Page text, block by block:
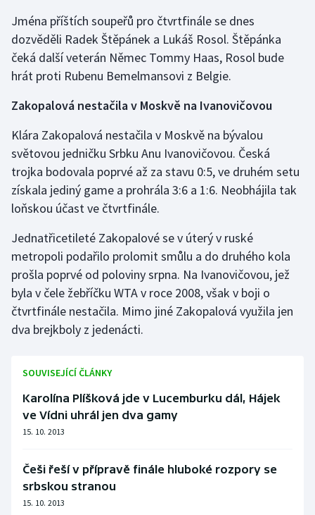
Ragby
Rychlobruslení
Sportovní střelba
Stolní tenis
Veslování
Vodní slalom
Volejbal
Jména příštích soupeřů pro čtvrtfinále se dnes
dozvěděli Radek Štěpánek a Lukáš Rosol. Štěpánka
čeká další veterán Němec Tommy Haas, Rosol bude
hrát proti Rubenu Bemelmansovi z Belgie.
Zakopalová nestačila v Moskvě na Ivanovičovou
Klára Zakopalová nestačila v Moskvě na bývalou
světovou jedničku Srbku Anu Ivanovičovou. Česká
trojka bodovala poprvé až za stavu 0:5, ve druhém setu
získala jediný game a prohrála 3:6 a 1:6. Neobhájila tak
loňskou účast ve čtvrtfinále.
Jednatřicetileté Zakopalové se v úterý v ruské
metropoli podařilo prolomit smůlu a do druhého kola
prošla poprvé od poloviny srpna. Na Ivanovičovou, jež
byla v čele žebříčku WTA v roce 2008, však v boji o
čtvrtfinále nestačila. Mimo jiné Zakopalová využila jen
dva brejkboly z jedenácti.
SOUVISEJÍCÍ ČLÁNKY
Karolína Plíšková jde v Lucemburku dál, Hájek
ve Vídni uhrál jen dva gamy
15. 10. 2013
Češi řeší v přípravě finále hluboké rozpory se
srbskou stranou
15. 10. 2013